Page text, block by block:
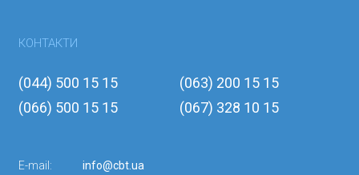
КОНТАКТИ
(044) 500 15 15
(063) 200 15 15
(066) 500 15 15
(067) 328 10 15
E-mail: info@cbt.ua